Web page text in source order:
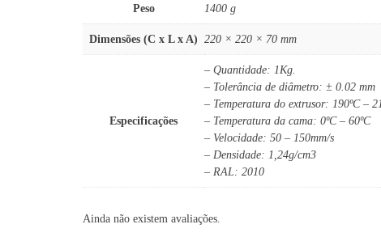
Peso 1400 g
Dimensões (C x L x A) 220 × 220 × 70 mm
Especificações
– Quantidade: 1Kg.
– Tolerância de diâmetro: ± 0.02 mm
– Temperatura do extrusor: 190ºC –
– Temperatura da cama: 0ºC – 60ºC
– Velocidade: 50 – 150mm/s
– Densidade: 1,24g/cm3
– RAL: 2010
Ainda não existem avaliações.